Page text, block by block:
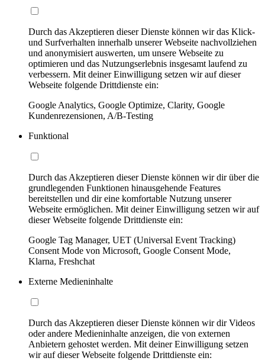
Durch das Akzeptieren dieser Dienste können wir das Klick-
und Surfverhalten innerhalb unserer Webseite nachvollziehen
und anonymisiert auswerten, um unsere Webseite zu
optimieren und das Nutzungserlebnis insgesamt laufend zu
verbessern. Mit deiner Einwilligung setzen wir auf dieser
Webseite folgende Drittdienste ein:
Google Analytics, Google Optimize, Clarity, Google
Kundenrezensionen, A/B-Testing
Funktional
Durch das Akzeptieren dieser Dienste können wir dir über die
grundlegenden Funktionen hinausgehende Features
bereitstellen und dir eine komfortable Nutzung unserer
Webseite ermöglichen. Mit deiner Einwilligung setzen wir auf
dieser Webseite folgende Drittdienste ein:
Google Tag Manager, UET (Universal Event Tracking)
Consent Mode von Microsoft, Google Consent Mode,
Klarna, Freshchat
Externe Medieninhalte
Durch das Akzeptieren dieser Dienste können wir dir Videos
oder andere Medieninhalte anzeigen, die von externen
Anbietern gehostet werden. Mit deiner Einwilligung setzen
wir auf dieser Webseite folgende Drittdienste ein: